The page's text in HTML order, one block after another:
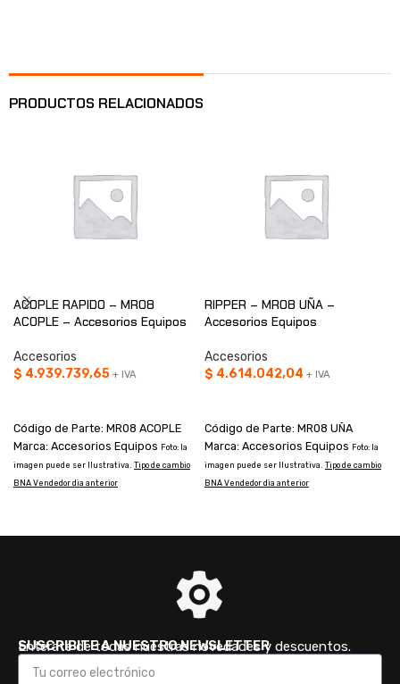
PRODUCTOS RELACIONADOS
ACOPLE RAPIDO – MR08
ACOPLE – Accesorios Equipos
Accesorios
$ 4.939.739,65 + IVA
Código de Parte: MR08 ACOPLE
Marca: Accesorios Equipos Foto: la
imagen puede ser Ilustrativa. Tipo de cambio
BNA Vendedor dia anterior
RIPPER – MR08 UÑA –
Accesorios Equipos
Accesorios
$ 4.614.042,04 + IVA
Código de Parte: MR08 UÑA
Marca: Accesorios Equipos Foto: la
imagen puede ser Ilustrativa. Tipo de cambio
BNA Vendedor dia anterior
SUSCRIBITE A NUESTRO NEWSLETTER
Enterate de todas nuestras novedades y descuentos.